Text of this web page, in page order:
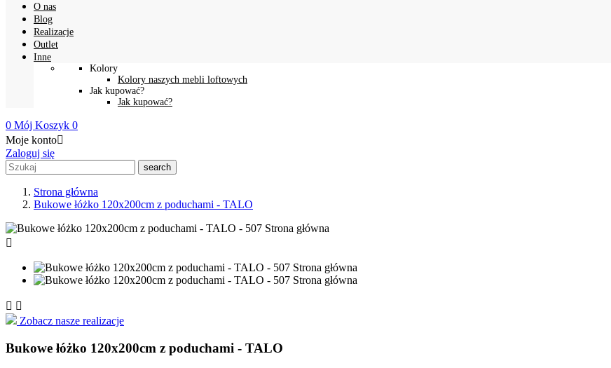
O nas
Blog
Realizacje
Outlet
Inne
Kolory
Kolory naszych mebli loftowych
Jak kupować?
Jak kupować?
0 Mój Koszyk 0
Moje konto
Zaloguj się
search
Strona główna
Bukowe łóżko 120x200cm z poduchami - TALO

 
Zobacz nasze realizacje
Bukowe łóżko 120x200cm z poduchami - TALO